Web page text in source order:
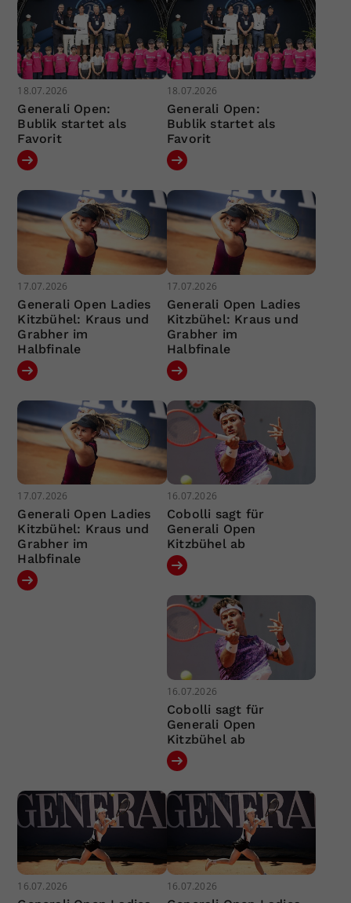
18.07.2026
Generali Open:
Bublik startet als
Favorit
18.07.2026
Generali Open:
Bublik startet als
Favorit
17.07.2026
Generali Open Ladies
Kitzbühel: Kraus und
Grabher im
Halbfinale
17.07.2026
Generali Open Ladies
Kitzbühel: Kraus und
Grabher im
Halbfinale
17.07.2026
Generali Open Ladies
Kitzbühel: Kraus und
Grabher im
Halbfinale
16.07.2026
Cobolli sagt für
Generali Open
Kitzbühel ab
16.07.2026
Cobolli sagt für
Generali Open
Kitzbühel ab
16.07.2026 16.07.2026